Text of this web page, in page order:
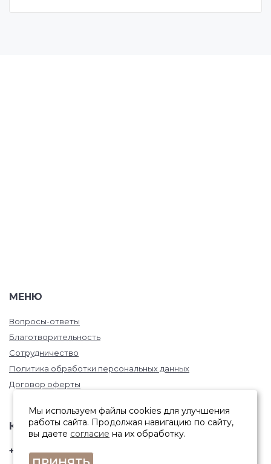
МЕНЮ
Вопросы-ответы
Благотворительность
Сотрудничество
Политика обработки персональных данных
Договор оферты
КОНТАКТЫ
+7 (846) 332-67-81
Мы используем файлы cookies для улучшения
работы сайта. Продолжая навигацию по сайту,
вы даете согласие на их обработку.